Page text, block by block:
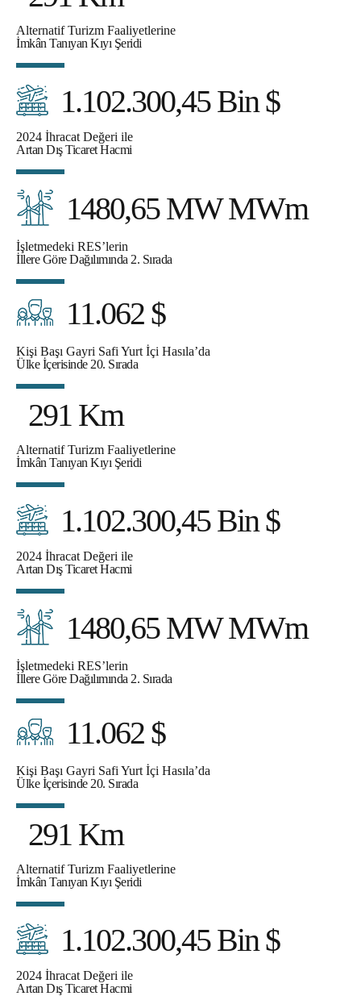
Alternatif Turizm Faaliyetlerine
İmkân Tanıyan Kıyı Şeridi
1.102.300,45 Bin $
2024 İhracat Değeri ile
Artan Dış Ticaret Hacmi
1480,65 MW MWm
İşletmedeki RES’lerin
İllere Göre Dağılımında 2. Sırada
11.062 $
Kişi Başı Gayri Safi Yurt İçi Hasıla’da
Ülke İçerisinde 20. Sırada
291 Km
Alternatif Turizm Faaliyetlerine
İmkân Tanıyan Kıyı Şeridi
1.102.300,45 Bin $
2024 İhracat Değeri ile
Artan Dış Ticaret Hacmi
1480,65 MW MWm
İşletmedeki RES’lerin
İllere Göre Dağılımında 2. Sırada
11.062 $
Kişi Başı Gayri Safi Yurt İçi Hasıla’da
Ülke İçerisinde 20. Sırada
291 Km
Alternatif Turizm Faaliyetlerine
İmkân Tanıyan Kıyı Şeridi
1.102.300,45 Bin $
2024 İhracat Değeri ile
Artan Dış Ticaret Hacmi